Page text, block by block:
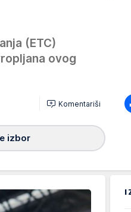
(ETC)
ovog
Komentariši
izbor